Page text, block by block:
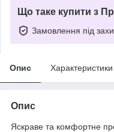
Що таке купити з
Замовлення під
Опис Характеристики
Опис
Яскраве та комфортне